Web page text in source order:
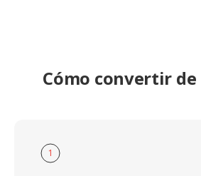
Cómo convertir de
1